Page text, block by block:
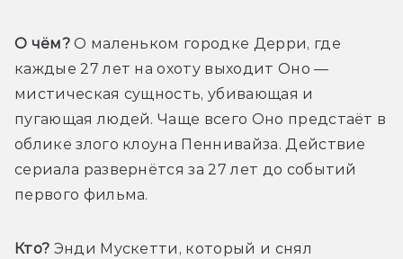
О чём? О маленьком городке Дерри, где
каждые 27 лет на охоту выходит Оно —
мистическая сущность, убивающая и
пугающая людей. Чаще всего Оно предстаёт в
облике злого клоуна Пеннивайза. Действие
сериала развернётся за 27 лет до событий
первого фильма.
Кто?